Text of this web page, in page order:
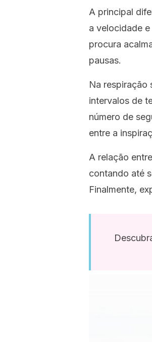
A principal
a velocidade
procura
pausas.
Na respiração
intervalos de
número de
entre a
A relação
contando até
Finalmente,